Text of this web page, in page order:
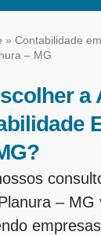
» Contabilidade
– MG
a
– MG